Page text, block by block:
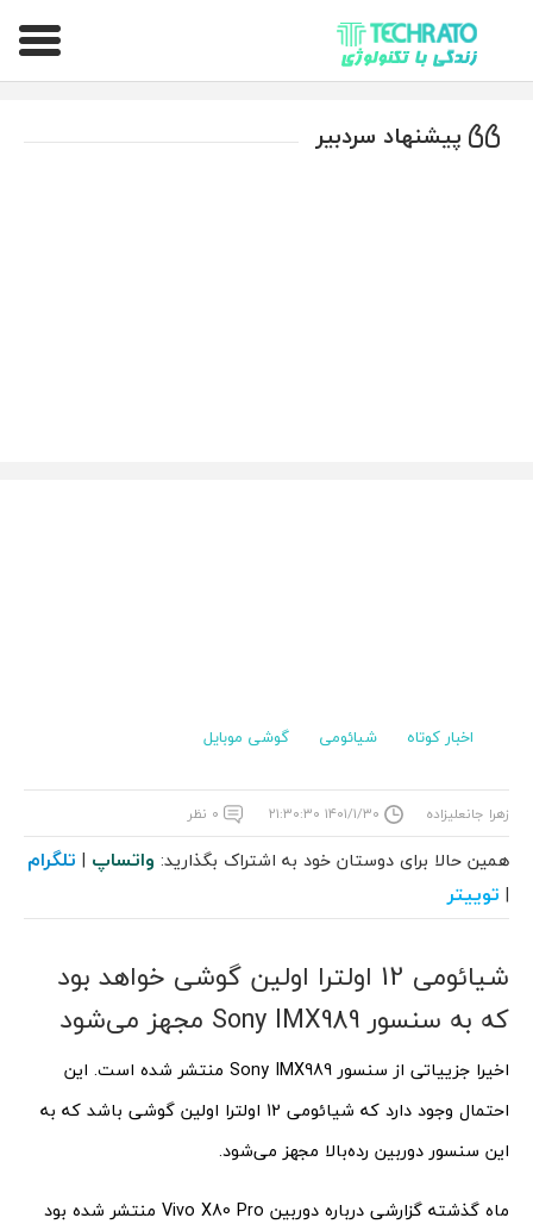
تکراتو – زندگی با تکنولوژی
پیشنهاد سردبیر
اخبار کوتاه شیائومی گوشی موبایل
زهرا جانعلیزاده ۱۴۰۱/۱/۳۰ ۲۱:۳۰:۳۰ ۰ نظر
همین حالا برای دوستان خود به اشتراک بگذارید: واتساپ | تلگرام
| توییتر
شیائومی 12 اولترا اولین گوشی خواهد بود
که به سنسور Sony IMX989 مجهز می‌شود
اخیرا جزییاتی از سنسور Sony IMX989 منتشر شده است. این
احتمال وجود دارد که شیائومی 12 اولترا اولین گوشی باشد که به
این سنسور دوربین رده‌بالا مجهز می‌شود.
ماه گذشته گزارشی درباره دوربین Vivo X80 Pro منتشر شده بود